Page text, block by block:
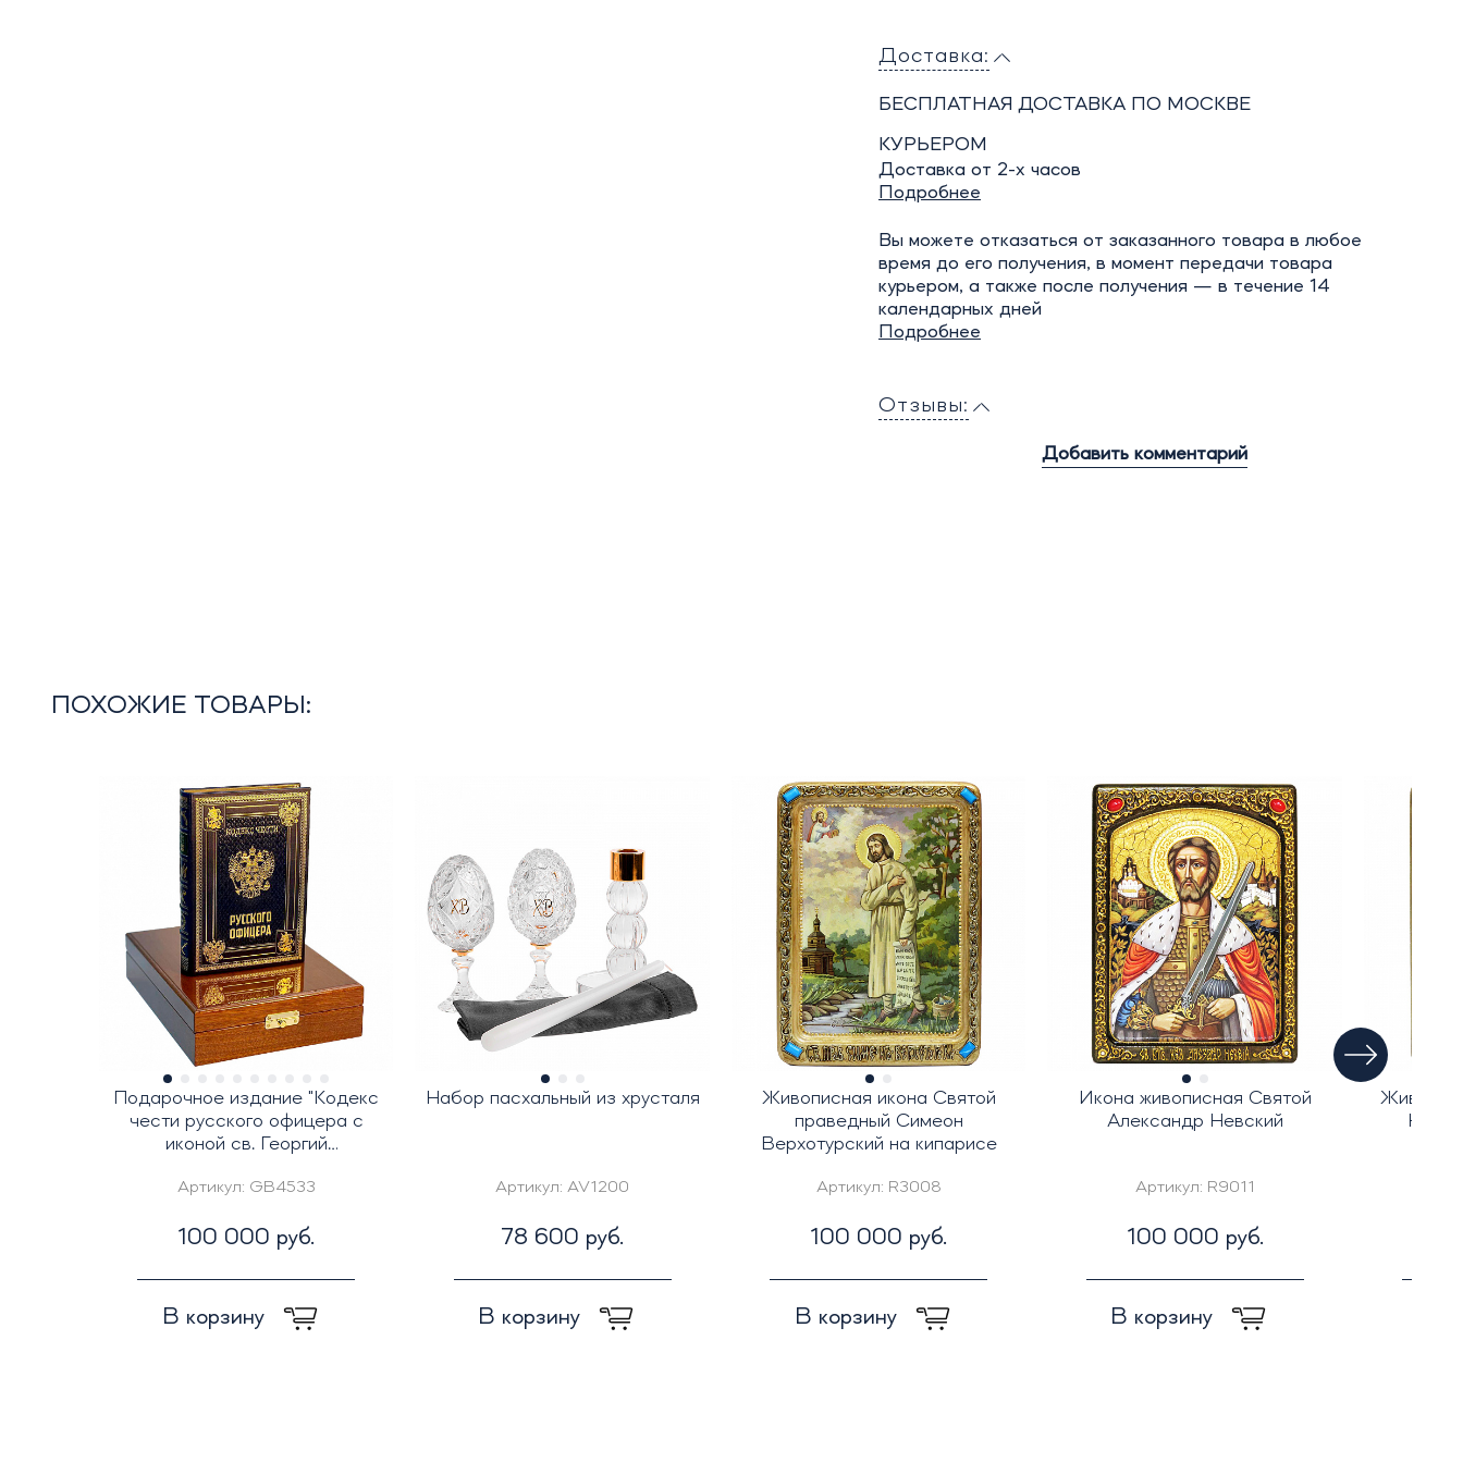
Доставка:
БЕСПЛАТНАЯ ДОСТАВКА ПО МОСКВЕ
КУРЬЕРОМ
Доставка от 2-х часов
Подробнее
Вы можете отказаться от заказанного товара в любое
время до его получения, в момент передачи товара
курьером, а также после получения — в течение 14
календарных дней
Подробнее
Отзывы:
Добавить комментарий
ПОХОЖИЕ ТОВАРЫ:
Подарочное издание "Кодекс
чести русского офицера с
иконой св. Георгий
Артикул: GB4533
100 000 руб.
В корзину
Набор пасхальный из хрусталя
Артикул:AV1200
78 600 руб.
В корзину
Живописная икона Святой
праведный Симеон
Верхотурский на кипарисе
Артикул: R3008
100 000 руб.
В корзину
Икона живописная Святой
Александр Невский
Артикул: R9011
100 000 руб.
В корзину